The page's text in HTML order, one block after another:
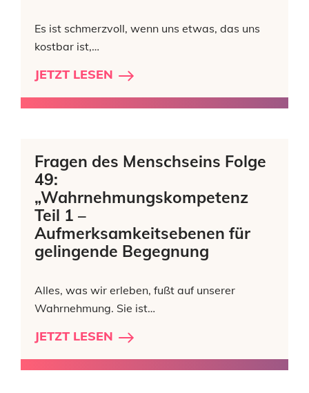
Es ist schmerzvoll, wenn uns etwas, das uns
kostbar ist,…
JETZT LESEN
Fragen des Menschseins Folge
49:
„Wahrnehmungskompetenz
Teil 1 –
Aufmerksamkeitsebenen für
gelingende Begegnung
Alles, was wir erleben, fußt auf unserer
Wahrnehmung. Sie ist…
JETZT LESEN